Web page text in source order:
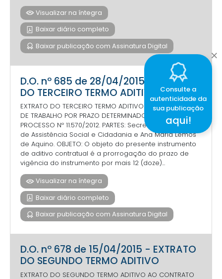
Visualizar na íntegra
Baixar diário completo
Baixar publicação com Assinatura Digital
D.O. nº 685 de 28/04/2015 - EXTRATO
DO TERCEIRO TERMO ADITIVO
EXTRATO DO TERCEIRO TERMO ADITIVO AO CONTRATO
DE TRABALHO POR PRAZO DETERMINADO Nº. 038/2012.
PROCESSO Nº 11.570/2012. PARTES: Secretaria Municipal
de Assistência Social e Cidadania e Ana Maria Lemos
de Aquino. OBJETO: O objeto do presente instrumento
de aditivo contratual é a prorrogação do prazo de
vigência do instrumento por mais 12 (doze)...
Visualizar na íntegra
Baixar diário completo
Baixar publicação com Assinatura Digital
D.O. nº 678 de 15/04/2015 - EXTRATO
DO SEGUNDO TERMO ADITIVO
EXTRATO DO SEGUNDO TERMO ADITIVO AO CONTRATO
Consulte a
autenticidade da
sua publicação
aqui!